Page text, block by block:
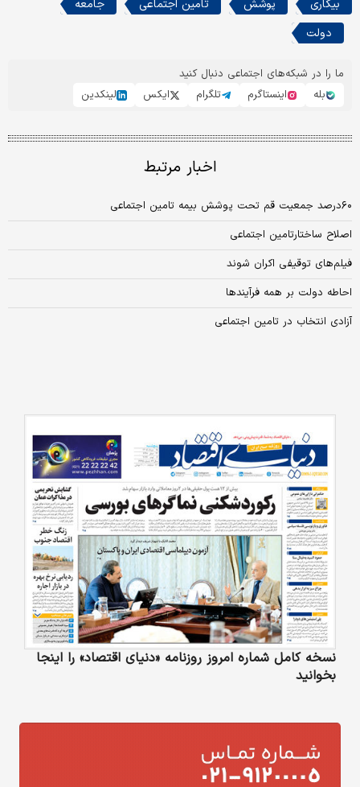
بیکاری پوشش تامین اجتماعی
جامعه
دولت
ما را در شبکه‌های اجتماعی دنبال کنید
بله
اینستاگرم تلگرام ایکس لینکدین
اخبار مرتبط
۶۰‌درصد جمعیت قم تحت پوشش بیمه تامین اجتماعی
اصلاح ساختارتامین اجتماعی
فیلم‌های توقیفی اکران شوند
احاطه دولت بر همه فرآیندها
آزادی انتخاب در تامین اجتماعی
نسخه کامل شماره امروز روزنامه «دنیای‌ اقتصاد» را اینجا
بخوانید